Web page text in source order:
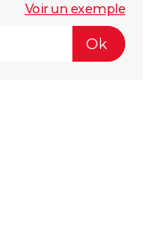
Voir un exemple